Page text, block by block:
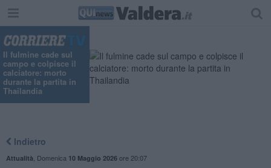
Il fulmine cade sul
campo e colpisce il
calciatore: morto
durante la partita in
Thailandia
Indietro
Attualità Domenica 10 Maggio 2026ore 20:07